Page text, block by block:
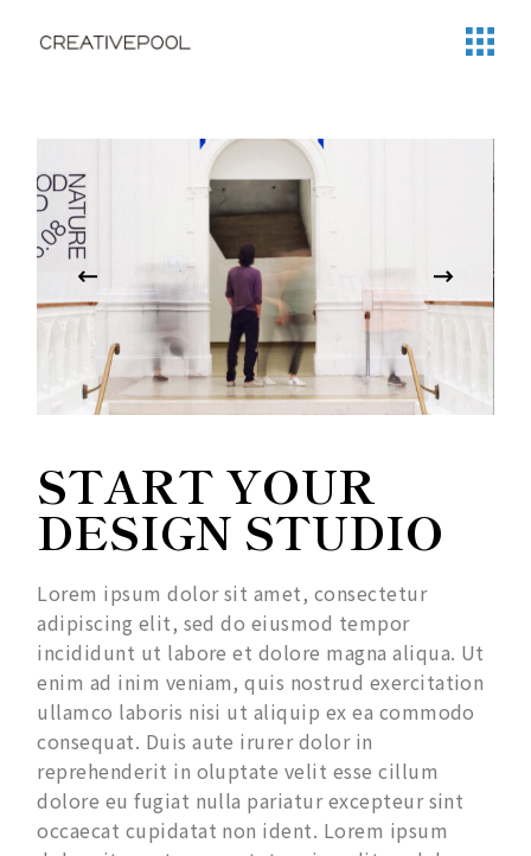
START YOUR
DESIGN STUDIO
Lorem ipsum dolor sit amet, consectetur
adipiscing elit, sed do eiusmod tempor
incididunt ut labore et dolore magna aliqua. Ut
enim ad inim veniam, quis nostrud exercitation
ullamco laboris nisi ut aliquip ex ea commodo
consequat. Duis aute irurer dolor in
reprehenderit in oluptate velit esse cillum
dolore eu fugiat nulla pariatur excepteur sint
occaecat cupidatat non ident. Lorem ipsum